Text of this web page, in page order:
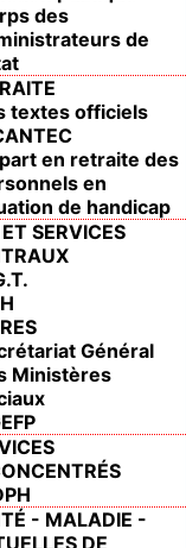
des
de
textes officiels
en retraite des
en
de handicap
SERVICES
Général
Ministères
- MALADIE -
DE